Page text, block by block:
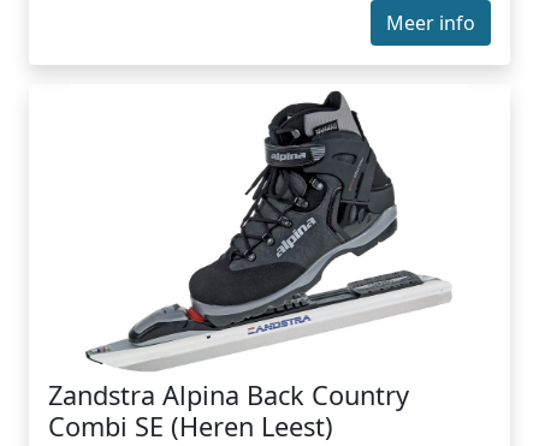
Meer info
Zandstra Alpina Back Country
Combi SE (Heren Leest)